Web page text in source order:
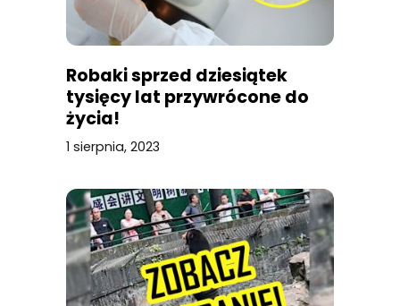
Robaki sprzed dziesiątek
tysięcy lat przywrócone do
życia!
1 sierpnia, 2023